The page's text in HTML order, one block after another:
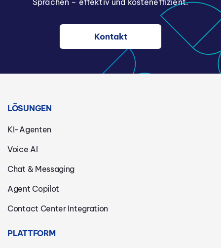
Kontakt
LÖSUNGEN
KI-Agenten
Voice AI
Chat & Messaging
Agent Copilot
Contact Center Integration
PLATTFORM